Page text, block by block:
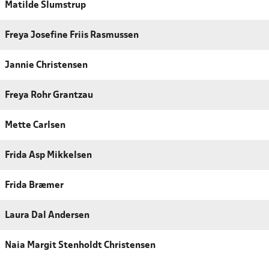
Matilde Slumstrup
Freya Josefine Friis Rasmussen
Jannie Christensen
Freya Rohr Grantzau
Mette Carlsen
Frida Asp Mikkelsen
Frida Bræmer
Laura Dal Andersen
Naia Margit Stenholdt Christensen